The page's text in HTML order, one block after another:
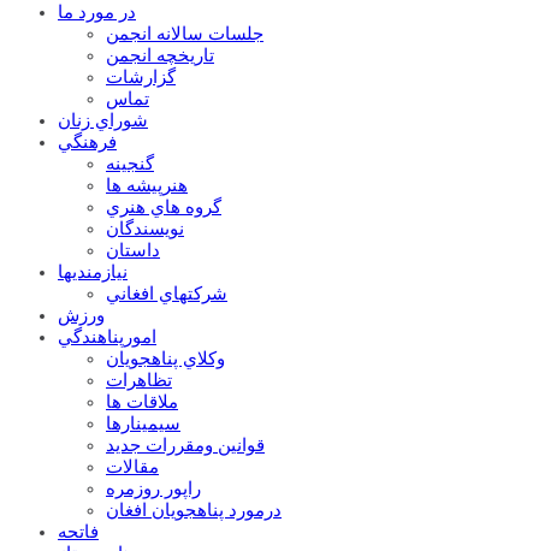
در مورد ما
جلسات سالانه انجمن
تاریخچه انجمن
گزارشات
تماس
شوراي زنان
فرهنگي
گنجينه
هنرپيشه ها
گروه هاي هنري
نويسندگان
داستان
نيازمنديها
شرکتهاي افغاني
ورزش
امورپناهندگي
وکلاي پناهجويان
تظاهرات
ملاقات ها
سيمينارها
قوانين ومقررات جديد
مقالات
راپور روزمره
درمورد پناهجويان افغان
فاتحه